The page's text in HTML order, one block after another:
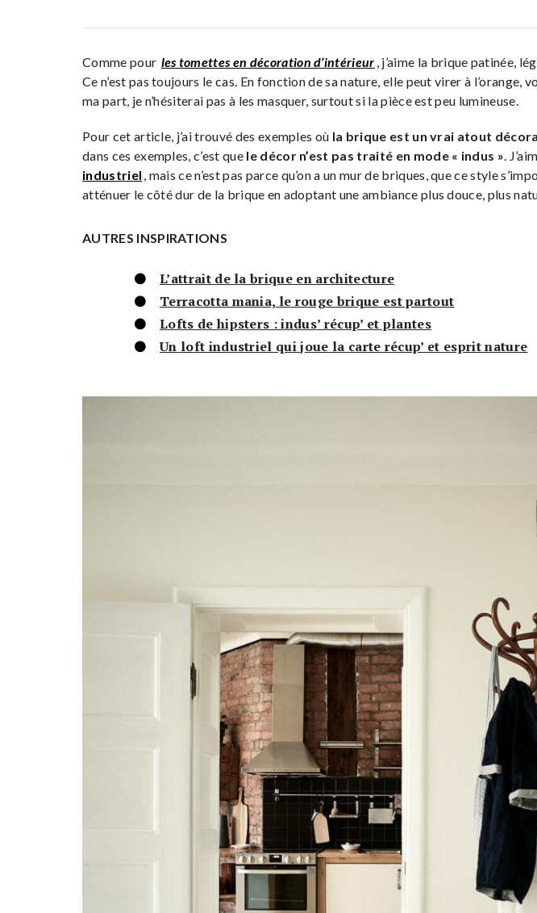
Comme pour les tomettes en décoration d’intérieur , j’aime la brique patinée,
Ce n’est pas toujours le cas. En fonction de sa nature, elle peut virer à l’orange,
ma part, je n’hésiterai pas à les masquer, surtout si la pièce est peu lumineuse.
Pour cet article, j’ai trouvé des exemples où la brique est un vrai atout
dans ces exemples, c’est que le décor n’est pas traité en mode « indus » .
industriel , mais ce n’est pas parce qu’on a un mur de briques, que ce style
atténuer le côté dur de la brique en adoptant une ambiance plus douce, plus
AUTRES INSPIRATIONS
L’attrait de la brique en architecture
Terracotta mania, le rouge brique est partout
Lofts de hipsters : indus’ récup’ et plantes
Un loft industriel qui joue la carte récup’ et esprit nature